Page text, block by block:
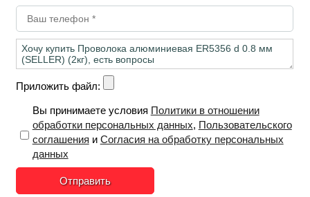
Приложить файл:
Вы принимаете условия Политики в отношении
обработки персональных данных, Пользовательского
соглашения и Согласия на обработку персональных
данных
Отправить